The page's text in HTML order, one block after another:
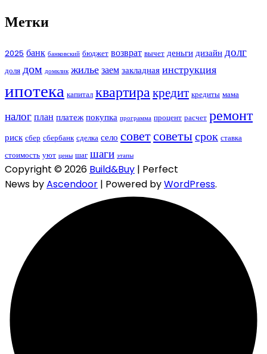
Метки
2025 банк банковский бюджет возврат вычет деньгидизайндолг
доля дом домклик жильезаемзакладнаяинструкция
ипотека капитал квартиракредит кредиты мама
налогплан платежпокупка программа процент расчет ремонт
риск сбер сбербанк сделка село советсоветысрок ставка
стоимость уют цены шаг шаги этапы
Copyright © 2026 Build&Buy | Perfect
News byAscendoor | Powered byWordPress.